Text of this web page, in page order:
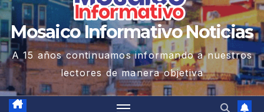
Mosaico Informativo Noticias
A 15 años continuamos informando a nuestros
lectores de manera objetiva